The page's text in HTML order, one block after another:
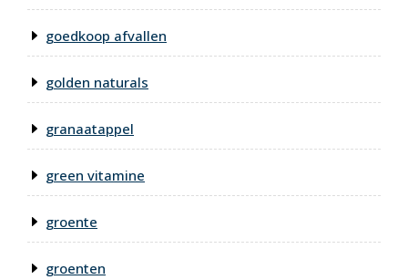
goedkoop afvallen
golden naturals
granaatappel
green vitamine
groente
groenten